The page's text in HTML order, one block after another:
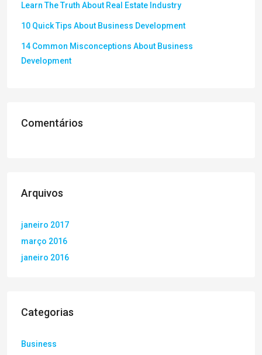
Learn The Truth About Real Estate Industry
10 Quick Tips About Business Development
14 Common Misconceptions About Business
Development
Comentários
Arquivos
janeiro 2017
março 2016
janeiro 2016
Categorias
Business